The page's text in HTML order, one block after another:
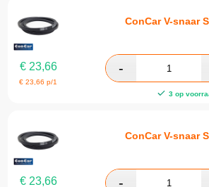
ConCar V-snaar
€23,66
€23,66 p/1
3 op
ConCar V-snaar
€23,66